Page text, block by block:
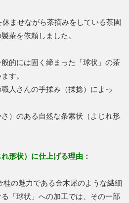
ませながら茶摘みをしている茶園
茶を依頼しました。
的には固く締まった「球状」の茶
す。
人さんの手揉み（揉捻）によっ
）のある自然な条索状（よじれ形
形状）に仕上げる理由：
桂の魅力である金木犀のような繊細
「球状」への加工では、その一部